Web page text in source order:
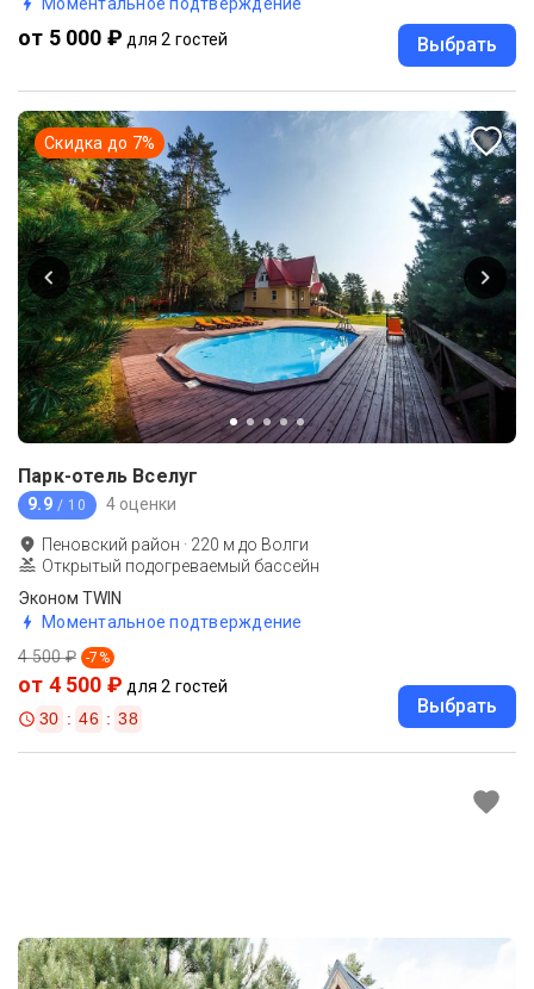
Моментальное подтверждение
от 5 000 ₽ для 2 гостей Выбрать
Скидка до 7%
Парк-отель Вселуг
9.9 / 10 4 оценки
Пеновский район · 220 м до Волги
Открытый подогреваемый бассейн
Эконом TWIN
Моментальное подтверждение
4 500 ₽ -7 %
от 4 500 ₽ для 2 гостей
30 : 46 : 36
Выбрать